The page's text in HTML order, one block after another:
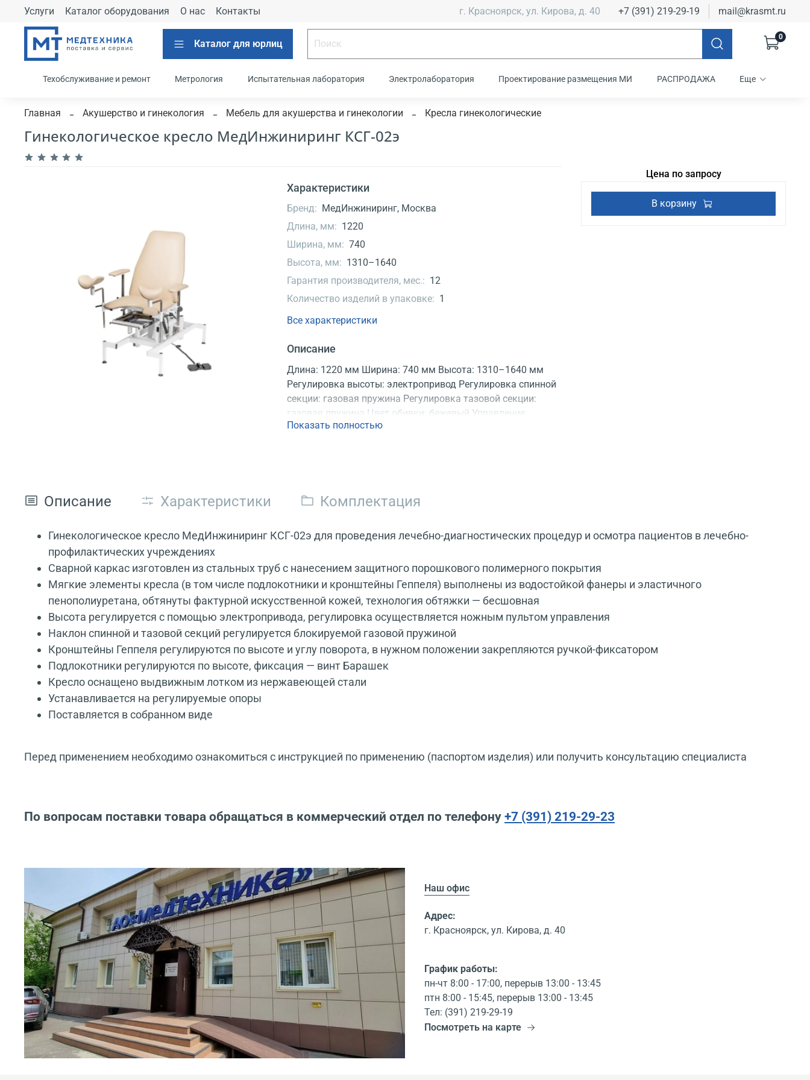
Услуги Каталог оборудования О нас Контакты г. Красноярск, ул. Кирова, д. 40 +7 (391) 219-29-19 mail@krasmt.ru
Каталог для юрлиц
0
Техобслуживание и ремонт Метрология Испытательная лаборатория Электролаборатория Проектирование размещения МИ РАСПРОДАЖА Еще
Главная Акушерство и гинекология Мебель для акушерства и гинекологии Кресла гинекологические
Гинекологическое кресло МедИнжиниринг КСГ-02э
Характеристики
Бренд: МедИнжиниринг, Москва
Длина, мм: 1220
Ширина, мм: 740
Высота, мм: 1310–1640
Гарантия производителя, мес.: 12
Количество изделий в упаковке: 1
Все характеристики
Описание
Длина: 1220 мм Ширина: 740 мм Высота: 1310–1640 мм
Регулировка высоты: электропривод Регулировка спинной
секции: газовая пружина Регулировка тазовой секции:
газовая пружина Цвет обивки: бежевый Управление:
педаль Конструкция: неразборная Регистрационное
Показать полностью
Цена по запросу
В корзину
Описание Характеристики Комплектация
Гинекологическое кресло МедИнжиниринг КСГ-02э для проведения лечебно-диагностических процедур и осмотра пациентов в лечебно-
профилактических учреждениях
Сварной каркас изготовлен из стальных труб с нанесением защитного порошкового полимерного покрытия
Мягкие элементы кресла (в том числе подлокотники и кронштейны Геппеля) выполнены из водостойкой фанеры и эластичного
пенополиуретана, обтянуты фактурной искусственной кожей, технология обтяжки — бесшовная
Высота регулируется с помощью электропривода, регулировка осуществляется ножным пультом управления
Наклон спинной и тазовой секций регулируется блокируемой газовой пружиной
Кронштейны Геппеля регулируются по высоте и углу поворота, в нужном положении закрепляются ручкой-фиксатором
Подлокотники регулируются по высоте, фиксация — винт Барашек
Кресло оснащено выдвижным лотком из нержавеющей стали
Устанавливается на регулируемые опоры
Поставляется в собранном виде
Перед применением необходимо ознакомиться с инструкцией по применению (паспортом изделия) или получить консультацию специалиста
По вопросам поставки товара обращаться в коммерческий отдел по телефону +7 (391) 219-29-23
Наш офис
Адрес:
г. Красноярск, ул. Кирова, д. 40
График работы:
пн-чт 8:00 - 17:00, перерыв 13:00 - 13:45
птн 8:00 - 15:45, перерыв 13:00 - 13:45
Тел: (391) 219-29-19
Посмотреть на карте